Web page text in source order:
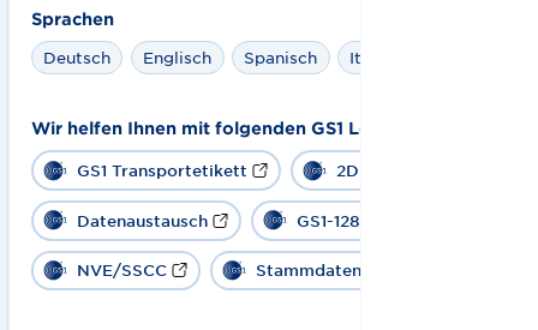
Sprachen
Deutsch
Englisch Spanisch Italienisch
Wir helfen Ihnen mit folgenden GS1 Lösungen:
GS1 Transportetikett 2D Barcode
Datenaustausch GS1-128
NVE/SSCC Stammdaten